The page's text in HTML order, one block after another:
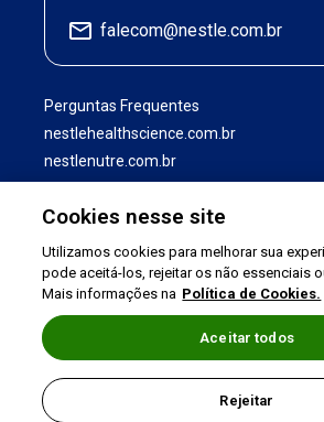
falecom@nestle.com.br
Perguntas Frequentes
nestlehealthscience.com.br
nestlenutre.com.br
Política de
©2026 Nestlé Nutrition &
Cookies nesse site
Utilizamos cookies para melhorar sua
pode aceitá-los, rejeitar os não essenciais
Mais informações na Política de Cookies.
Rejeitar
Aceitar todos